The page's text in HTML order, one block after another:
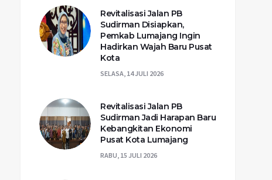
Revitalisasi Jalan PB
Sudirman Disiapkan,
Pemkab Lumajang Ingin
Hadirkan Wajah Baru Pusat
Kota
SELASA, 14 JULI 2026
Revitalisasi Jalan PB
Sudirman Jadi Harapan Baru
Kebangkitan Ekonomi
Pusat Kota Lumajang
RABU, 15 JULI 2026